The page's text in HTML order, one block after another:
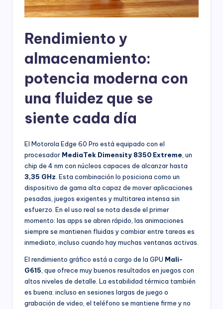
Rendimiento y
almacenamiento:
potencia moderna con
una fluidez que se
siente cada día
El Motorola Edge 60 Pro está equipado con el
procesador MediaTek Dimensity 8350 Extreme , un
chip de 4 nm con núcleos capaces de alcanzar hasta
3,35 GHz . Esta combinación lo posiciona como un
dispositivo de gama alta capaz de mover aplicaciones
pesadas, juegos exigentes y multitarea intensa sin
esfuerzo. En el uso real se nota desde el primer
momento: las apps se abren rápido, las animaciones
siempre se mantienen fluidas y cambiar entre tareas es
inmediato, incluso cuando hay muchas ventanas activas.
El rendimiento gráfico está a cargo de la GPU Mali-
G615 , que ofrece muy buenos resultados en juegos con
altos niveles de detalle. La estabilidad térmica también
es buena: incluso en sesiones largas de juego o
grabación de video, el teléfono se mantiene firme y no